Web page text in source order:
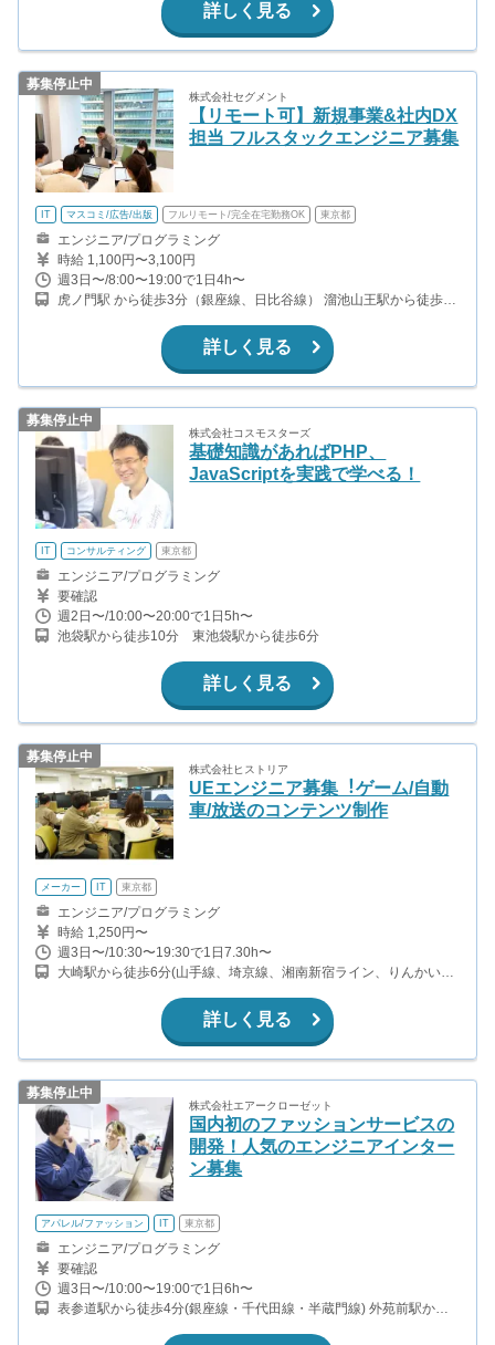
詳しく見る
募集停止中
株式会社セグメント
【リモート可】新規事業&社内DX
担当 フルスタックエンジニア募集
IT マスコミ/広告/出版 フルリモート/完全在宅勤務OK 東京都
エンジニア/プログラミング
時給 1,100円〜3,100円
週3日〜/8:00〜19:00で1日4h〜
虎ノ門駅 から徒歩3分（銀座線、日比谷線） 溜池山王駅から徒歩5
谷町駅 から徒歩5分（日比谷線）
詳しく見る
募集停止中
株式会社コスモスターズ
基礎知識があればPHP、
JavaScriptを実践で学べる！
IT コンサルティング 東京都
エンジニア/プログラミング
要確認
週2日〜/10:00〜20:00で1日5h〜
池袋駅から徒歩10分 東池袋駅から徒歩6分
詳しく見る
募集停止中
株式会社ヒストリア
UEエンジニア募集︕ゲーム/⾃動
⾞/放送のコンテンツ制作
メーカー IT 東京都
エンジニア/プログラミング
時給 1,250円〜
週3日〜/10:30〜19:30で1日7.30h〜
大崎駅から徒歩6分(山手線、埼京線、湘南新宿ライン、りんかい線)
路駅から徒歩2分(東急池上線)
詳しく見る
募集停止中
株式会社エアークローゼット
国内初のファッションサービスの
開発！人気のエンジニアインター
ン募集
アパレル/ファッション IT 東京都
エンジニア/プログラミング
要確認
週3日〜/10:00〜19:00で1日6h〜
表参道駅から徒歩4分(銀座線・千代田線・半蔵門線) 外苑前駅から